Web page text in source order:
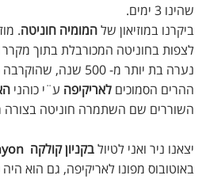
שהינו 3 ימים.
ביקרנו במוזיאון שלהמומיה חוניטה.
לצפות בחוניטה המכורבלת בתוך מקרר
נערה בת יותר מ- 500
ההרים הסמוכים לאריקיפה ע¨י כוהני
השוררים שם השתמרה חוניטה
יצאנו ניר ואני לטיולבקניון קולקה Colca Canyon
באוטובוס מפונו לאריקיפה, גם הוא